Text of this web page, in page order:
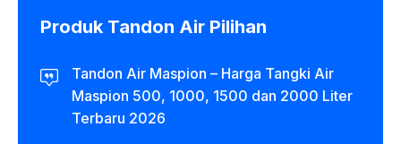
Produk Tandon Air Pilihan
Tandon Air Maspion – Harga Tangki Air
Maspion 500, 1000, 1500 dan 2000 Liter
Terbaru 2026